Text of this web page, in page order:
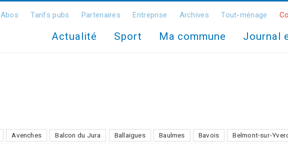
Abos Tarifs pubs Partenaires Entreprise Archives Tout-ménage
Actualité Sport Ma commune Journal
Avenches Balcon du Jura Ballaigues Baulmes Bavois
Belmont-sur-